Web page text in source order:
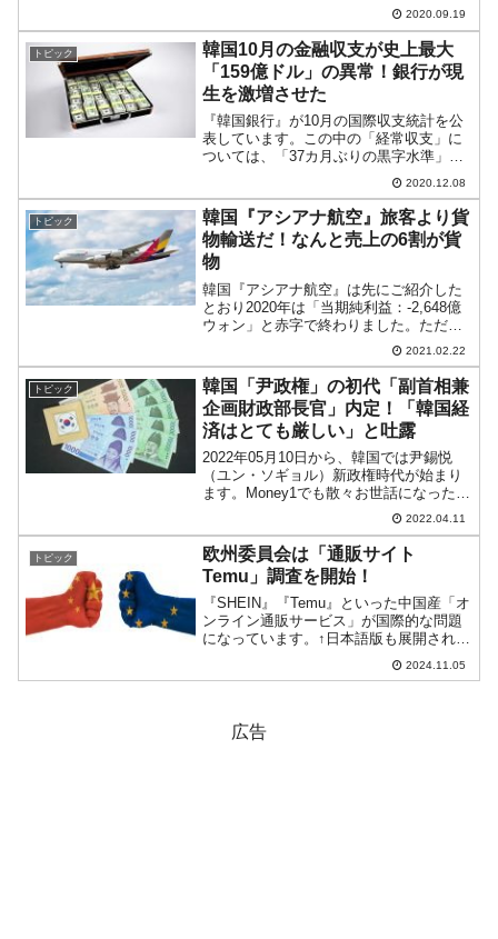
09月14日公表）。韓国政府、国策銀行が
ここにきてなぜか外貨の調達に動いてい
ます。韓国政府は外平債で「14億5,000万
ドル」...
2020.09.19
トピック
韓国10月の金融収支が史上最大
「159億ドル」の異常！銀行が現
生を激増させた
『韓国銀行』が10月の国際収支統計を公
表しています。この中の「経常収支」に
ついては、「37カ月ぶりの黒字水準」と
喜ぶ韓国の報道に冷水をかけるようなご
紹介をしました。実は今回の国際収支統
計の中身については、経常収支よりもっ
と興味深い点があるの...
2020.12.08
トピック
韓国『アシアナ航空』旅客より貨
物輸送だ！なんと売上の6割が貨
物
韓国『アシアナ航空』は先にご紹介した
とおり2020年は「当期純利益：-2,648億
ウォン」と赤字で終わりました。ただ
し、第2四半期は奇跡の黒字でした。これ
は、コロナ禍で旅客が減る中、貨物輸送
に転じたおかげです。実際、『アシアナ
航空』の202...
2021.02.22
トピック
韓国「尹政権」の初代「副首相兼
企画財政部長官」内定！「韓国経
済はとても厳しい」と吐露
2022年05月10日から、韓国では尹錫悦
（ユン・ソギョル）新政権時代が始まり
ます。Money1でも散々お世話になった洪
楠基（ホン・ナムギ）副首相兼企画財政
部長官の後釜が誰になるのか注目してい
たのですが、秋慶鎬（チュ・ギョンホ）
さんが指名さ...
2022.04.11
トピック
欧州委員会は「通販サイト
Temu」調査を開始！
『SHEIN』『Temu』といった中国産「オ
ンライン通販サービス」が国際的な問題
になっています。↑日本語版も展開されて
おり、激安商品が販売されています／ス
クリーンショットこれらのサービスは、
2024.11.05
広告